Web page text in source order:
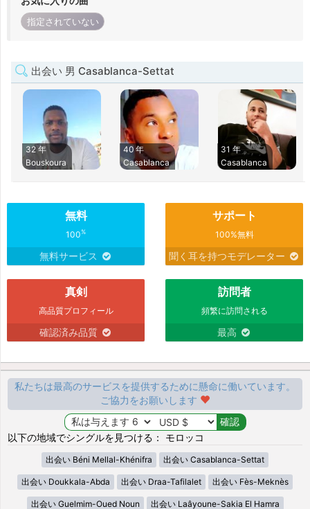
指定されていない
出会い 男 Casablanca-Settat
32 年
Bouskoura
40 年
Casablanca
31 年
Casablanca
無料
100%
無料サービス
サポート
100%無料
聞く耳を持つモデレーター
真剣
高品質プロフィール
確認済み品質
訪問者
頻繁に訪問される
最高
私たちは最高のサービスを提供するために懸命に働いています。
ご協力をお願いします
以下の地域でシングルを見つける： モロッコ
出会い Béni Mellal-Khénifra 出会い Casablanca-Settat
出会い Doukkala-Abda 出会い Draa-Tafilalet 出会い Fès-Meknès
出会い Guelmim-Oued Noun 出会い Laâyoune-Sakia El Hamra